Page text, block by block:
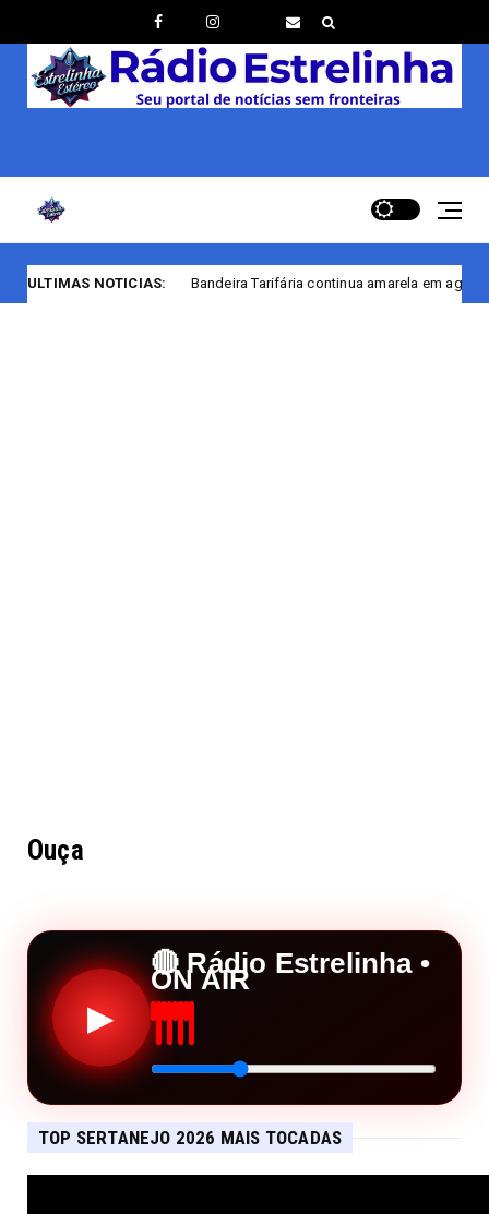
ULTIMAS NOTICIAS:
Bandeira Tarifária continua amarela em agosto com renovação
Ouça
▶
🔴 Rádio Estrelinha •
ON AIR
TOP SERTANEJO 2026 MAIS TOCADAS